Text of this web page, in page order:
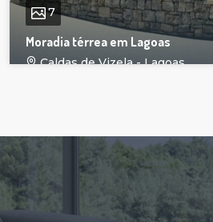
7
Moradia térrea em Lagoas
Caldas de Vizela - Lagoas